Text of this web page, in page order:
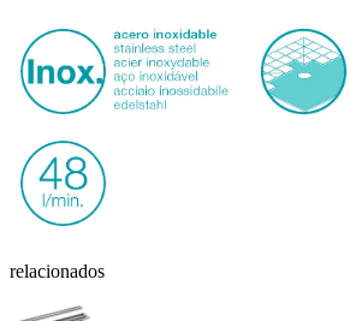
relacionados